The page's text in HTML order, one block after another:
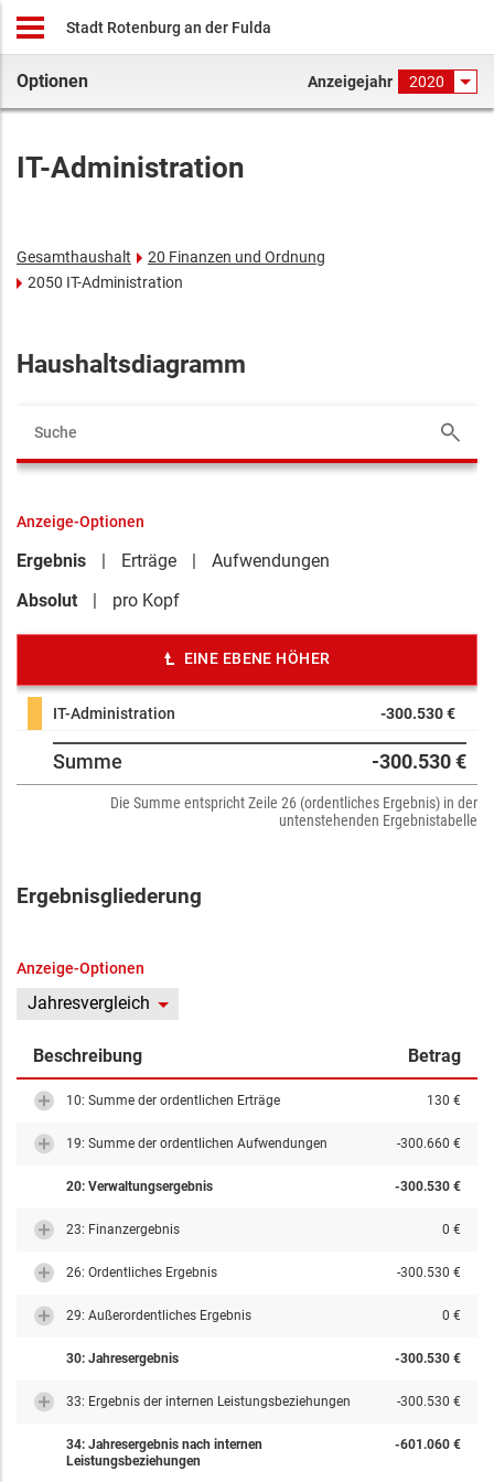
Stadt Rotenburg an der Fulda
Optionen Anzeigejahr 2020
IT-Administration
Gesamthaushalt
20 Finanzen und Ordnung
2050 IT-Administration
Haushaltsdiagramm
Anzeige-Optionen
Ergebnis Erträge
Aufwendungen
Absolut
pro Kopf
EINE EBENE HÖHER
IT-Administration -300.530 €
Summe -300.530 €
Die Summe entspricht Zeile 26 (ordentliches Ergebnis) in der
untenstehenden Ergebnistabelle
Ergebnisgliederung
Anzeige-Optionen
Jahresvergleich
Beschreibung Betrag
10: Summe der ordentlichen Erträge 130 €
19: Summe der ordentlichen Aufwendungen -300.660 €
20: Verwaltungsergebnis -300.530 €
23: Finanzergebnis 0 €
26: Ordentliches Ergebnis -300.530 €
29: Außerordentliches Ergebnis 0 €
30: Jahresergebnis -300.530 €
33: Ergebnis der internen Leistungsbeziehungen -300.530 €
34: Jahresergebnis nach internen
Leistungsbeziehungen
-601.060 €